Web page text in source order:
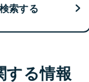
索する
する情報